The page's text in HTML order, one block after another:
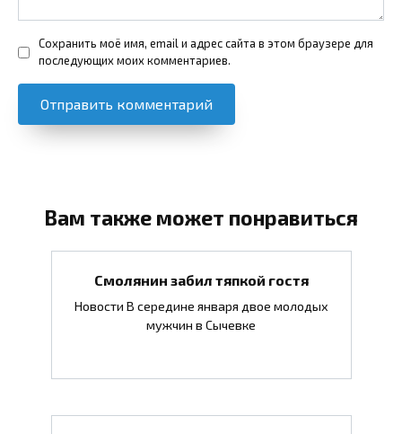
Сохранить моё имя, email и адрес сайта в этом браузере для
последующих моих комментариев.
Вам также может понравиться
Смолянин забил тяпкой гостя
Новости В середине января двое молодых
мужчин в Сычевке